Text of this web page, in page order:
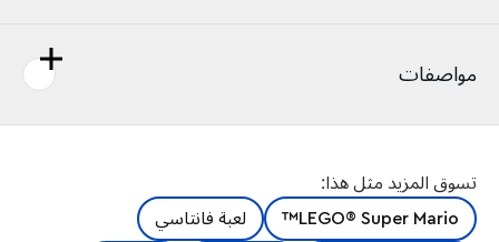
مواصفات
تسوق المزيد مثل هذا:
LEGO® Super Mario™
لعبة فانتاسي